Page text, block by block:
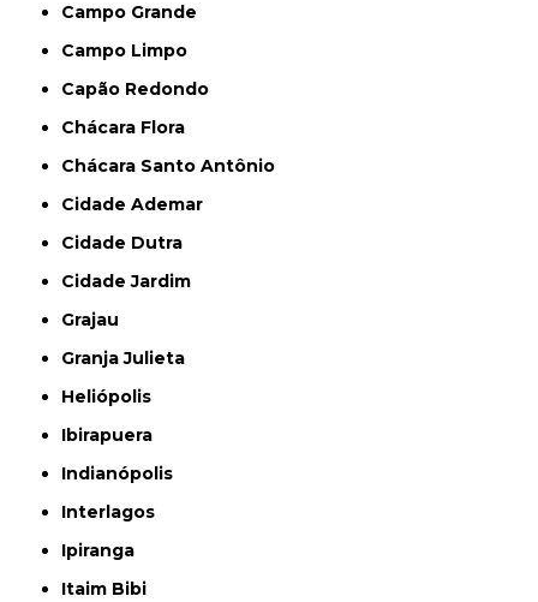
Campo Grande
Campo Limpo
Capão Redondo
Chácara Flora
Chácara Santo Antônio
Cidade Ademar
Cidade Dutra
Cidade Jardim
Grajau
Granja Julieta
Heliópolis
Ibirapuera
Indianópolis
Interlagos
Ipiranga
Itaim Bibi